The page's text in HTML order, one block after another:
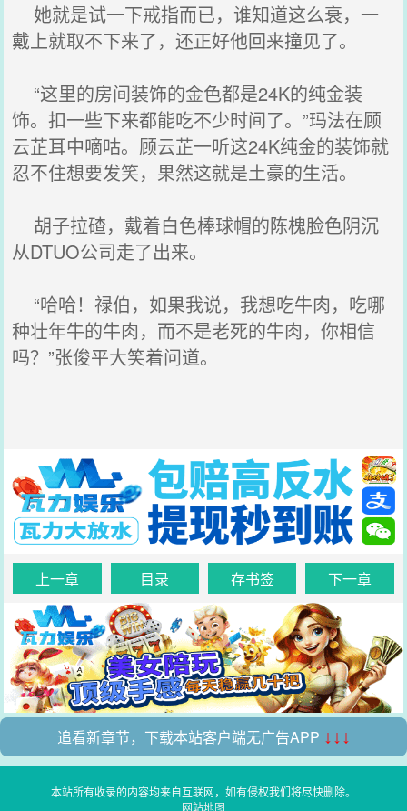
她就是试一下戒指而已，谁知道这么衰，一
戴上就取不下来了，还正好他回来撞见了。
“这里的房间装饰的金色都是24K的纯金装
饰。扣一些下来都能吃不少时间了。”玛法在顾
云芷耳中嘀咕。顾云芷一听这24K纯金的装饰就
忍不住想要发笑，果然这就是土豪的生活。
胡子拉碴，戴着白色棒球帽的陈槐脸色阴沉
从DTUO公司走了出来。
“哈哈！禄伯，如果我说，我想吃牛肉，吃哪
种壮年牛的牛肉，而不是老死的牛肉，你相信
吗？”张俊平大笑着问道。
上一章 目录 存书签 下一章
追看新章节，下载本站客户端无广告APP ↓↓↓
本站所有收录的内容均来自互联网，如有侵权我们将尽快删除。
网站地图